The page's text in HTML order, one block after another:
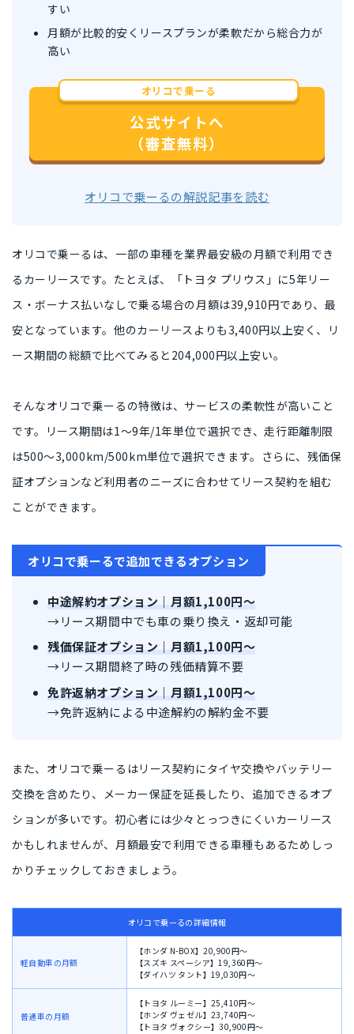
すい
月額が比較的安くリースプランが柔軟だから総合力が
高い
オリコで乗ーる
公式サイトへ
（審査無料）
オリコで乗ーるの解説記事を読む
オリコで乗ーるは、 一部の車種を業界最安級の月額で利用でき
るカーリースです。たとえば、「トヨタ プリウス」に5年リー
ス・ボーナス払いなしで乗る場合の月額は39,910円であり、最
安となっています。他のカーリースよりも3,400円以上安く 、リ
ース期間の総額で比べてみると 204,000円以上安い。
そんなオリコで乗ーるの特徴は、 サービスの柔軟性が高いこと
です。リース期間は1〜9年/1年単位で選択でき、走行距離制限
は500〜3,000km/500km単位で選択できます。さらに、残価保
証オプションなど利用者のニーズに合わせて リース契約を組む
ことができます。
オリコで乗ーるで追加できるオプション
中途解約オプション｜月額1,100円〜
→リース期間中でも車の乗り換え・返却可能
残価保証オプション｜月額1,100円〜
→リース期間終了時の残価精算不要
免許返納オプション｜月額1,100円〜
→免許返納による中途解約の解約金不要
また、オリコで乗ーるはリース契約にタイヤ交換やバッテリー
交換を含めたり、 メーカー保証を延長したり、追加できるオプ
ションが多いです。初心者には少々とっつきにくいカーリース
かもしれませんが、 月額最安で利用できる車種もあるためしっ
かりチェックしておきましょう。
オリコで乗ーるの詳細情報
軽自動車の月額
【ホンダ N-BOX】20,900円〜
【スズキ スペーシア】19,360円〜
【ダイハツ タント】19,030円〜
普通車の月額
【トヨタ ルーミー】25,410円〜
【ホンダ ヴェゼル】23,740円〜
【トヨタ ヴォクシー】30,900円〜